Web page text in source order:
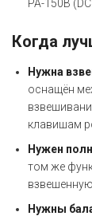
PA-150B
Когда
Нужна
оснащён
клавишам
Нужен
том же
Нужны